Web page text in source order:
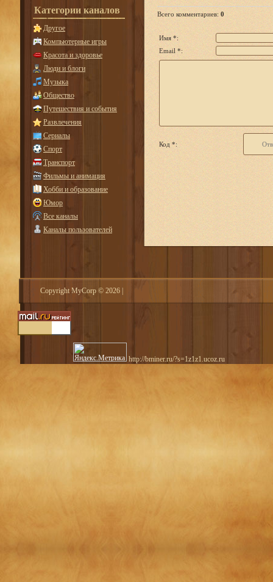
Категории каналов
Другое
Компьютерные игры
Красота и здоровье
Люди и блоги
Музыка
Общество
Путешествия и события
Развлечения
Сериалы
Спорт
Транспорт
Фильмы и анимация
Хобби и образование
Юмор
Все каналы
Каналы пользователей
Всего комментариев: 0
Имя *:
Email *:
Код *:
Copyright MyCorp © 2026
http://bminer.ru/?s=1z1z1.ucoz.ru